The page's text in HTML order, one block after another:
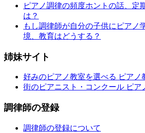
ピアノ調律の頻度ホントの話、定
は？
もし調律師が自分の子供にピアノ
境、教育はどうする？
姉妹サイト
好みのピアノ教室を選べる ピアノ
街のピアニスト・コンクール ピア
調律師の登録
調律師の登録について